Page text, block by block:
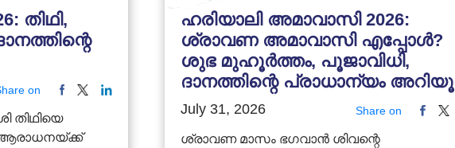
തിഥി,
on
തിഥിയെ
ആരാധനയ്ക്ക്
ഹരിയാലി അമാവാസി 2026:
ശ്രാവണ അമാവാസി എപ്പോൾ?
ശുഭ മുഹൂർത്തം, പൂജാവിധി,
ദാനത്തിന്റെ പ്രാധാന്യം അറിയൂ
July 31, 2026 Share on
ശ്രാവണ മാസം ഭഗവാൻ ശിവന്റെ